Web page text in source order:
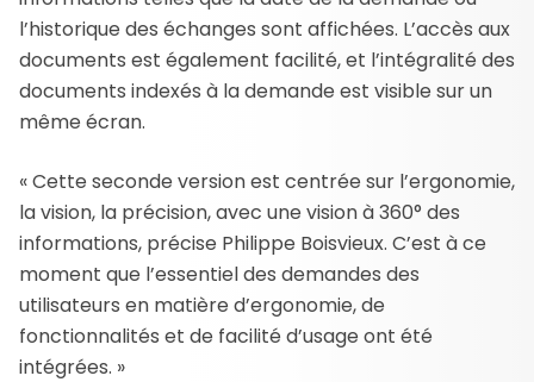
l’historique des échanges sont affichées. L’accès aux
documents est également facilité, et l’intégralité des
documents indexés à la demande est visible sur un
même écran.
« Cette seconde version est centrée sur l’ergonomie,
la vision, la précision, avec une vision à 360° des
informations, précise Philippe Boisvieux. C’est à ce
moment que l’essentiel des demandes des
utilisateurs en matière d’ergonomie, de
fonctionnalités et de facilité d’usage ont été
intégrées. »